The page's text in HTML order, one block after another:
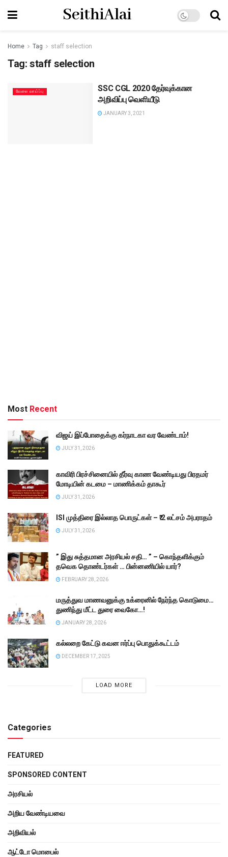
SeithiAlai
Home Tag staff selection
Tag: staff selection
வேலை வாய்ப்பு
SSC CGL 2020 தேர்வுக்கான
அறிவிப்பு வெளியீடு
JANUARY 3, 2021
Most Recent
விஜய் இப்போதைக்கு கர்நாடகா வர வேண்டாம்!
JULY 31, 2026
காவிரி பிரச்சினையில் தீர்வு காண வேண்டியது பிரதமர்
மோடியின் கடமை – மாணிக்கம் தாகூர்
JULY 31, 2026
ISI முத்திரை இல்லாத பொருட்கள் – ₹.2 லட்சம் அபராதம்
JULY 31, 2026
” இது சுத்தமான அரசியல் சதி… ” – கொந்தளிக்கும்
தவெக தொண்டர்கள் … பின்னணியில் யார்?
FEBRUARY 28, 2026
மருத்துவ மாணவனுக்கு உக்ரைனில் நேர்ந்த கொடுமை…
துணிந்து மீட்ட துரை வைகோ…!
JANUARY 28, 2026
கல்லறை கேட்டு கவன ஈர்ப்பு பொதுக்கூட்டம்
DECEMBER 17, 2025
LOAD MORE
Categories
FEATURED
SPONSORED CONTENT
அரசியல்
அறிய வேண்டியவை
அறிவியல்
ஆட்டோ மொபைல்